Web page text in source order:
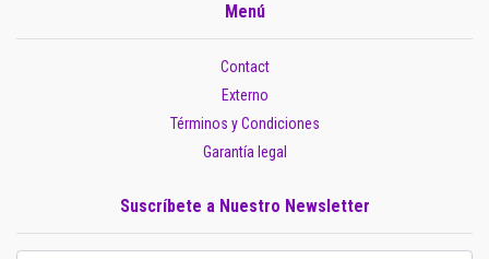
Menú
Contact
Externo
Términos y Condiciones
Garantía legal
Suscríbete a Nuestro Newsletter